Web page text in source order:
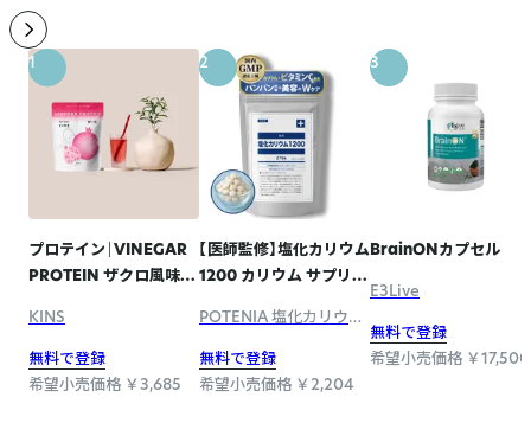
1
プロテイン｜VINEGAR
PROTEIN ザクロ風味
KINS
無料で登録
希望小売価格 ￥3,685
2
【医師監修】塩化カリウム
1200 カリウム サプリ
修 栄養機能食品 日本製
GMP認定工場 ビタミン
C配合 270粒（30日分）
POTENIA 塩化カリウム
無料で登録
希望小売価格 ￥2,204
3
BrainONカプセル
E3Live
無料で登録
希望小売価格 ￥17,500